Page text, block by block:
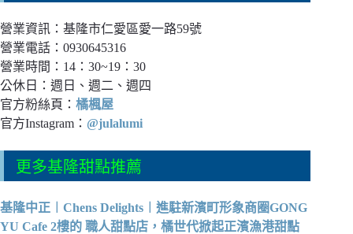
營業資訊：基隆市仁愛區愛一路59號
營業電話：0930645316
營業時間：14：30~19：30
公休日：週日、週二、週四
官方粉絲頁： 橘楓屋
官方Instagram： @julalumi
更多基隆甜點推薦
基隆中正︱Chens Delights︱進駐新濱町形象商圈GONG
YU Cafe 2樓的 職人甜點店，橘世代掀起正濱漁港甜點